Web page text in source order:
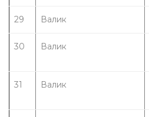
29 Валик
30 Валик
31 Валик